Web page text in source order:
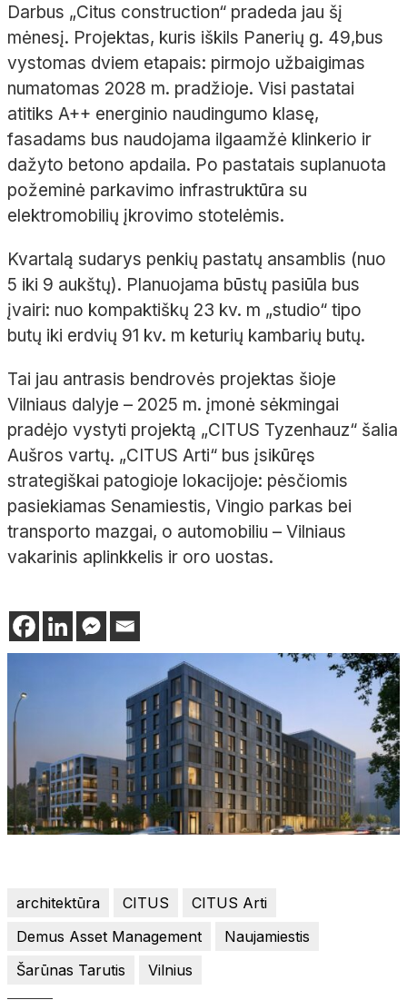
Darbus „Citus construction“ pradeda jau šį
mėnesį. Projektas, kuris iškils Panerių g. 49,bus
vystomas dviem etapais: pirmojo užbaigimas
numatomas 2028 m. pradžioje. Visi pastatai
atitiks A++ energinio naudingumo klasę,
fasadams bus naudojama ilgaamžė klinkerio ir
dažyto betono apdaila. Po pastatais suplanuota
požeminė parkavimo infrastruktūra su
elektromobilių įkrovimo stotelėmis.
Kvartalą sudarys penkių pastatų ansamblis (nuo
5 iki 9 aukštų). Planuojama būstų pasiūla bus
įvairi: nuo kompaktiškų 23 kv. m „studio“ tipo
butų iki erdvių 91 kv. m keturių kambarių butų.
Tai jau antrasis bendrovės projektas šioje
Vilniaus dalyje – 2025 m. įmonė sėkmingai
pradėjo vystyti projektą „CITUS Tyzenhauz“ šalia
Aušros vartų. „CITUS Arti“ bus įsikūręs
strategiškai patogioje lokacijoje: pėsčiomis
pasiekiamas Senamiestis, Vingio parkas bei
transporto mazgai, o automobiliu – Vilniaus
vakarinis aplinkkelis ir oro uostas.
architektūra CITUS
CITUS Arti
Demus Asset Management
Naujamiestis
Šarūnas Tarutis
Vilnius